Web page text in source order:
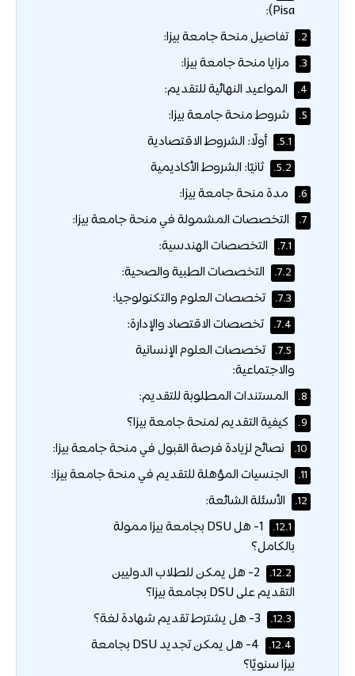
Pisa):
2. تفاصيل منحة جامعة بيزا:
3. مزايا منحة جامعة بيزا:
4. المواعيد النهائية للتقديم:
5. شروط منحة جامعة بيزا:
5.1. أولًا: الشروط الاقتصادية
5.2. ثانيًا: الشروط الأكاديمية
6. مدة منحة جامعة بيزا:
7. التخصصات المشمولة في منحة جامعة بيزا:
7.1. التخصصات الهندسية:
7.2. التخصصات الطبية والصحية:
7.3. تخصصات العلوم والتكنولوجيا:
7.4. تخصصات الاقتصاد والإدارة:
7.5.
تخصصات العلوم الإنسانية
والاجتماعية:
8. المستندات المطلوبة للتقديم:
9. كيفية التقديم لمنحة جامعة بيزا؟
10. نصائح لزيادة فرصة القبول في منحة جامعة بيزا:
11. الجنسيات المؤهلة للتقديم في منحة جامعة بيزا:
12. الأسئلة الشائعة:
12.1.
1- هل DSU بجامعة بيزا ممولة
بالكامل؟
12.2.
2- هل يمكن للطلاب الدوليين
التقديم على DSU بجامعة بيزا؟
12.3.
12.4.
4- هل يمكن تجديد DSU بجامعة
بيزا سنويًا؟